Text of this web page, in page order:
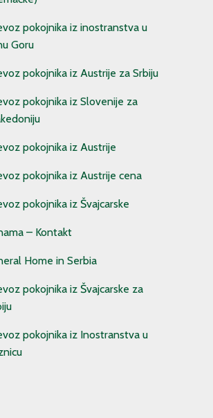
pokojnika iz inostranstva u
Goru
pokojnika iz Austrije za Srbiju
pokojnika iz Slovenije za
pokojnika iz Austrije
pokojnika iz Austrije cena
pokojnika iz Švajcarske
– Kontakt
Home in Serbia
pokojnika iz Švajcarske za
pokojnika iz Inostranstva u